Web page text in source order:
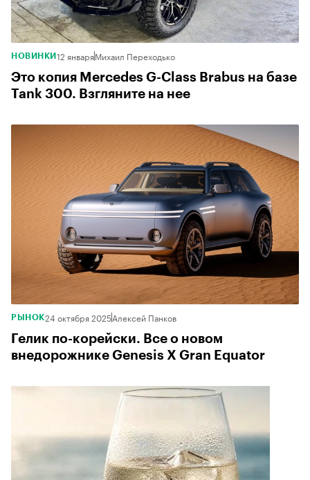
НОВИНКИ 12 январяМихаил Переходько
Это копия Mercedes G-Class Brabus на базе
Tank 300. Взгляните на нее
РЫНОК24 октября 2025Алексей Панков
Гелик по-корейски. Все о новом
внедорожнике Genesis X Gran Equator